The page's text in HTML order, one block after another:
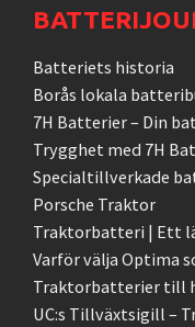
Batteriets historia
Borås lokala
7H Batterier – Din
Trygghet med 7H
Specialtillverkade
Porsche Traktor
Traktorbatteri | Ett
Varför välja Optima
Traktorbatterier till
UC:s Tillväxtsigill –